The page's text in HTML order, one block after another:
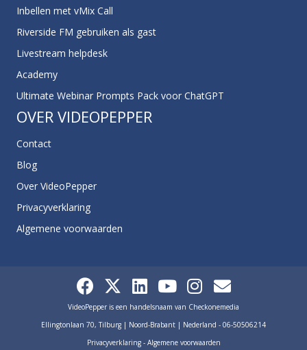
Inbellen met vMix Call
Riverside FM gebruiken als gast
Livestream helpdesk
Academy
Ultimate Webinar Prompts Pack voor ChatGPT
OVER VIDEOPEPPER
Contact
Blog
Over VideoPepper
Privacyverklaring
Algemene voorwaarden
VideoPepper is een handelsnaam van Checkonemedia
Ellingtonlaan 70, Tilburg | Noord-Brabant | Nederland - 06-50506214
Privacyverklaring- Algemene voorwaarden